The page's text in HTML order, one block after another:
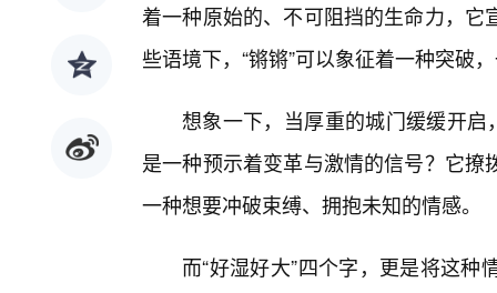
着一种原始的、不可阻挡的生命力，
些语境下，“锵锵”可以象征着一种突破
想象一下，当厚重的城门缓缓开启
是一种预示着变革与激情的信号？它
一种想要冲破束缚、拥抱未知的情感。
而“好湿好大”四个字，更是将这